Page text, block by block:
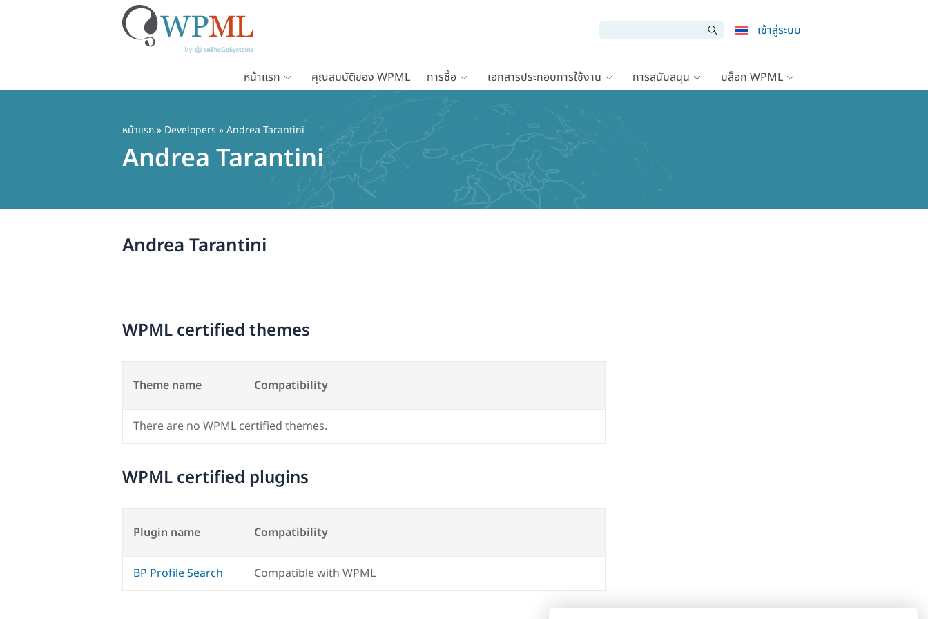
เข้าสู่ระบบ
หน้าแรก คุณสมบัติของ WPML การซื้อ เอกสารประกอบการใช้งาน การสนับสนุน บล็อก WPML
หน้าแรก» Developers » Andrea Tarantini
Andrea Tarantini
Andrea Tarantini
WPML certified themes
Theme name Compatibility
There are no WPML certified themes.
WPML certified plugins
Plugin name Compatibility
BP Profile Search Compatible with WPML